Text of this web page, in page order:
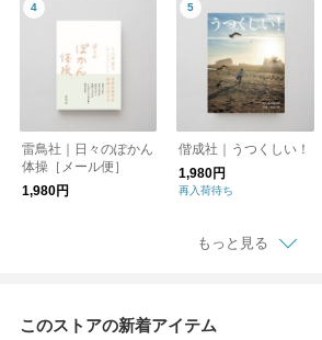
雷鳥社｜日々のぽかん
体操［メール便］
1,980円
偕成社｜うつくしい！
1,980円
再入荷待ち
もっと見る
このストアの新着アイテム